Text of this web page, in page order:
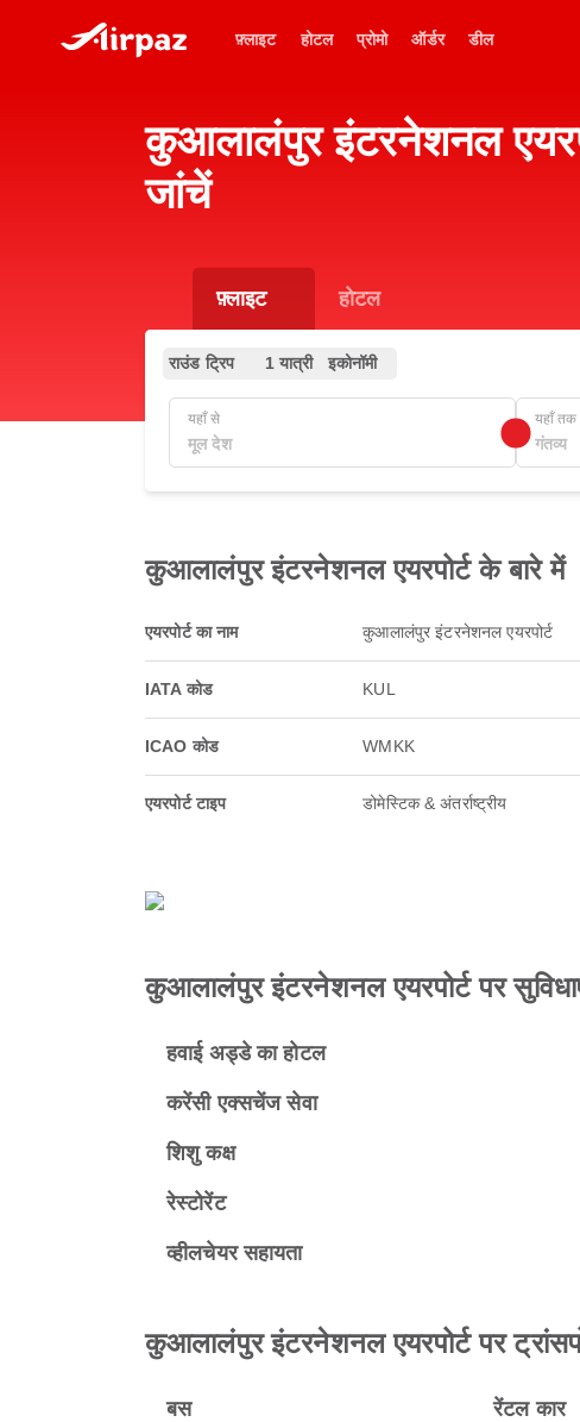
फ़्लाइट होटल प्रोमो ऑर्डर डील
कुआलालंपुर इंटरनेशनल
जांचें
फ़्लाइट होटल
राउंड ट्रिप 1 यात्री इकोनॉमी
यहाँ से यहाँ तक
कुआलालंपुर इंटरनेशनल एयरपोर्ट के बारे में
एयरपोर्ट का नाम कुआलालंपुर इंटरनेशनल एयरपोर्ट
IATA कोड KUL
ICAO कोड WMKK
एयरपोर्ट टाइप डोमेस्टिक & अंतर्राष्ट्रीय
कुआलालंपुर इंटरनेशनल एयरपोर्ट पर
हवाई अड्डे का होटल
करेंसी एक्सचेंज सेवा
शिशु कक्ष
रेस्टोरेंट
व्हीलचेयर सहायता
कुआलालंपुर इंटरनेशनल एयरपोर्ट पर
बस रेंटल कार